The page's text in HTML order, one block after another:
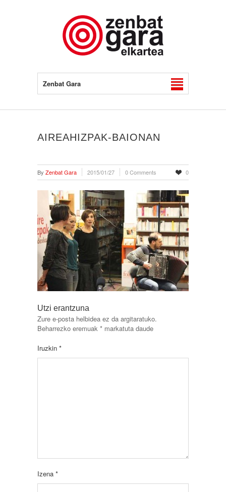
Zenbat Gara
AIREAHIZPAK-BAIONAN
By Zenbat Gara 2015/01/27 0 Comments 0
Utzi erantzuna
Zure e-posta helbidea ez da argitaratuko.
Beharrezko eremuak * markatuta daude
Iruzkin *
Izena *